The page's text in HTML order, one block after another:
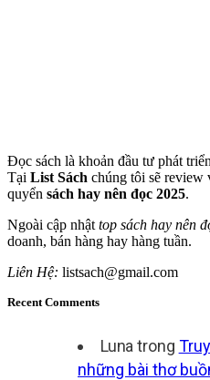
Đọc sách là khoản đầu tư phát
Tại List Sách chúng tôi sẽ review
quyển sách hay nên đọc 2025.
Ngoài cập nhật top sách hay nên
doanh, bán hàng hay hàng tuần.
Liên Hệ: listsach@gmail.com
Recent Comments
Luna trong
những bài thơ